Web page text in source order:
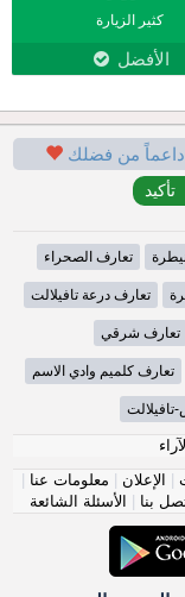
كثير الزيارة
الأفضل
من فضلك
تعارف الصحراء
تعارف درعة تافيلالت
تعارف شرقي
تعارف كلميم وادي الاسم
| الإعلان | معلومات عنا |
بنا | الأسئلة الشائعة